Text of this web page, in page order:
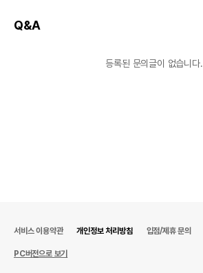
Q&A
등록된 문의글이 없습니다.
서비스 이용약관 개인정보 처리방침 입점/제휴 문의
PC버전으로 보기